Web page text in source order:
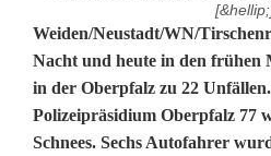
7
7
w
Weiden/Neustadt/WN/
Nacht und heute in den frühen
in der Oberpfalz zu 22
Polizeipräsidium Oberpfalz 77
Schnees. Sechs Autofahrer